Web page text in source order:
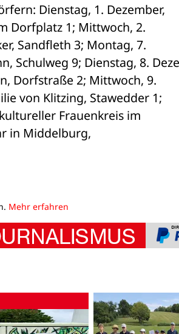
Dienstag, 1. Dezember,
Dorfplatz 1; Mittwoch, 2.
Sandfleth 3; Montag, 7.
Schulweg 9; Dienstag, 8.
Dorfstraße 2; Mittwoch, 9.
von Klitzing, Stawedder 1;
Frauenkreis im
in Middelburg,
Mehr erfahren